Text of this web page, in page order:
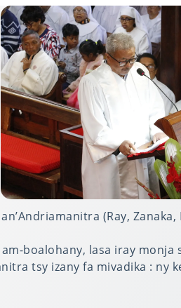
(Ray, Zanaka,
boalohany, lasa iray monja
tsy izany fa mivadika : ny